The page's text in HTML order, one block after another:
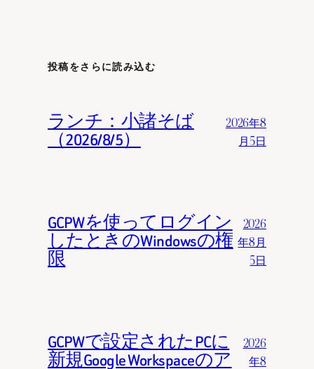
投稿をさらに読み込む
ランチ：小諸そば
（2026/8/5）
2026年8
月5日
GCPWを使ってログイン
したときのWindowsの権
限
2026
年8月
5日
GCPWで設定されたPCに
新規Google Workspaceのア
2026
年8